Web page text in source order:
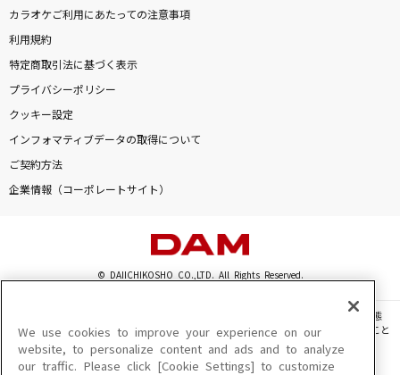
カラオケご利用にあたっての注意事項
利用規約
特定商取引法に基づく表示
プライバシーポリシー
クッキー設定
インフォマティブデータの取得について
ご契約方法
企業情報（コーポレートサイト）
© DAIICHIKOSHO CO.,LTD. All Rights Reserved.
このサイトに掲載されている一切の文章・画像・写真・動画・音声等を、手段や形態
を問わず、著作権法の定める範囲を超えて無断で複製、転載、ファイル化などすること
を禁じます。
楽曲及びコンテンツは、機種によりご利用いただけない場合があります。
We use cookies to improve your experience on our
website, to personalize content and ads and to analyze
our traffic. Please click [Cookie Settings] to customize